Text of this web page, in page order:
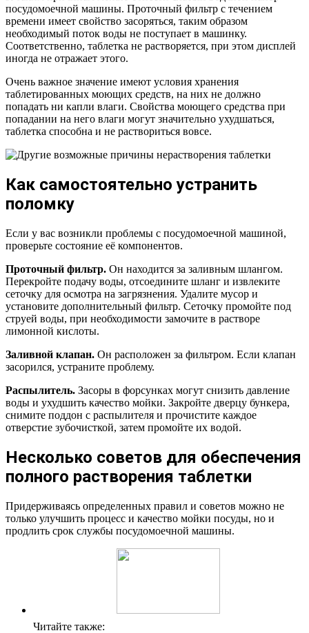
посудомоечной машины. Проточный фильтр с течением
времени имеет свойство засоряться, таким образом
необходимый поток воды не поступает в машинку.
Соответственно, таблетка не растворяется, при этом дисплей
иногда не отражает этого.
Очень важное значение имеют условия хранения
таблетированных моющих средств, на них не должно
попадать ни капли влаги. Свойства моющего средства при
попадании на него влаги могут значительно ухудшаться,
таблетка способна и не раствориться вовсе.
Как самостоятельно устранить
поломку
Если у вас возникли проблемы с посудомоечной машиной,
проверьте состояние её компонентов.
Проточный фильтр. Он находится за заливным шлангом.
Перекройте подачу воды, отсоедините шланг и извлеките
сеточку для осмотра на загрязнения. Удалите мусор и
установите дополнительный фильтр. Сеточку промойте под
струей воды, при необходимости замочите в растворе
лимонной кислоты.
Заливной клапан. Он расположен за фильтром. Если клапан
засорился, устраните проблему.
Распылитель. Засоры в форсунках могут снизить давление
воды и ухудшить качество мойки. Закройте дверцу бункера,
снимите поддон с распылителя и прочистите каждое
отверстие зубочисткой, затем промойте их водой.
Несколько советов для обеспечения
полного растворения таблетки
Придерживаясь определенных правил и советов можно не
только улучшить процесс и качество мойки посуды, но и
продлить срок службы посудомоечной машины.
Читайте также: